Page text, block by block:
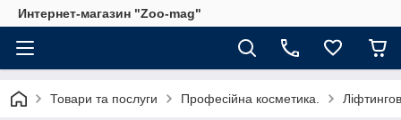
Интернет-магазин "Zoo-mag"
Товари та послуги Професійна косметика.